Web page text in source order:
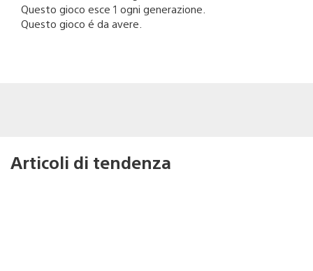
Questo gioco esce 1 ogni generazione.
Questo gioco é da avere.
Articoli di tendenza